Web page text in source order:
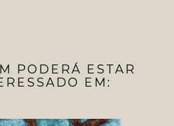
PODERÁ ESTAR
EM: